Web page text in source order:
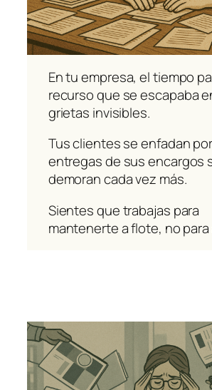
En tu empresa, el tiempo
recurso que se escapaba
grietas invisibles.
Tus clientes se enfadan
entregas de sus encargos
demoran cada vez más.
Sientes que trabajas para
mantenerte a flote, no para